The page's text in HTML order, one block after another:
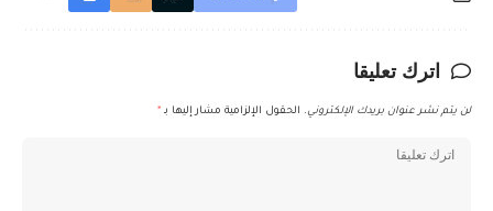
اترك تعليقا
لن يتم نشر عنوان بريدك الإلكتروني. الحقول الإلزامية مشار إليها بـ *